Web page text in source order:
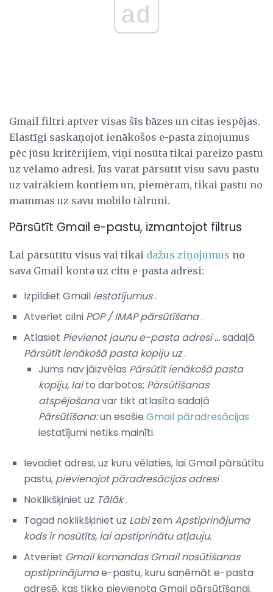
ad
Gmail filtri aptver visas šīs bāzes un citas iespējas.
Elastīgi saskaņojot ienākošos e-pasta ziņojumus
pēc jūsu kritērijiem, viņi nosūta tikai pareizo pastu
uz vēlamo adresi. Jūs varat pārsūtīt visu savu pastu
uz vairākiem kontiem un, piemēram, tikai pastu no
mammas uz savu mobilo tālruni.
Pārsūtīt Gmail e-pastu, izmantojot filtrus
Lai pārsūtītu visus vai tikai dažus ziņojumus no
sava Gmail konta uz citu e-pasta adresi:
Izpildiet Gmail iestatījumus.
Atveriet cilni POP / IMAP pārsūtīšana.
Atlasiet Pievienot jaunu e-pasta adresi ...sadaļā
Pārsūtīt ienākošā pasta kopiju uz.
Jums nav jāizvēlas Pārsūtīt ienākošā pasta
kopiju, laito darbotos; Pārsūtīšanas
atspējošanavar tikt atlasīta sadaļā
Pārsūtīšana:un esošie Gmail pāradresācijas
iestatījumi netiks mainīti.
Ievadiet adresi, uz kuru vēlaties, lai Gmail pārsūtītu
pastu, pievienojot pāradresācijas adresi.
Noklikšķiniet uz Tālāk.
Tagad noklikšķiniet uz Labizem Apstiprinājuma
kods ir nosūtīts, lai apstiprinātu atļauju.
Atveriet Gmail komandas Gmail nosūtīšanas
apstiprinājumae-pastu, kuru saņēmāt e-pasta
adresē, kas tikko pievienota Gmail pārsūtīšanai.